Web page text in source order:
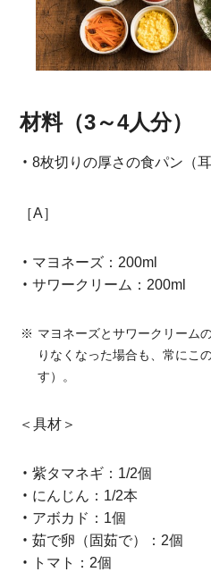
材料（3～4人分）
8枚切りの厚さの食パン（
［A］
マヨネーズ：200ml
サワークリーム：200ml
マヨネーズとサワークリーム
りなくなった場合も、常にこ
す）。
＜具材＞
紫タマネギ：1/2個
にんじん：1/2本
アボカド：1個
茹で卵（固茹で）：2個
トマト：2個